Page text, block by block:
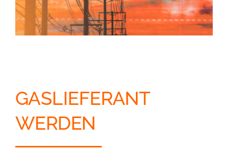
GASLIEFERANT
WERDEN